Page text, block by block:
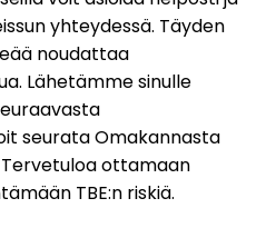
yhteydessä. Täyden
noudattaa
Lähetämme sinulle
seurata Omakannasta
ottamaan
TBE:n riskiä.